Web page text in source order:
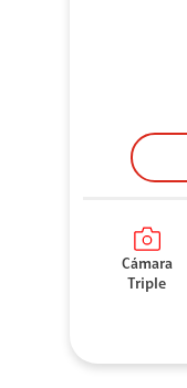
Cámara
Triple